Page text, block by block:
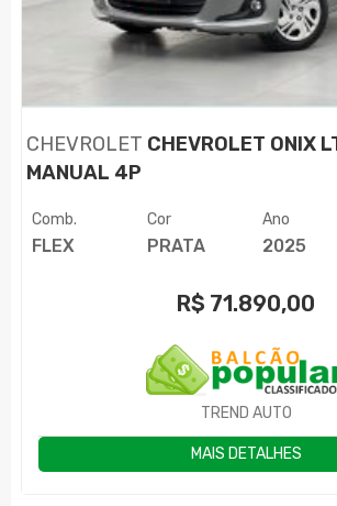
CHEVROLET CHEVROLET ONIX
MANUAL 4P
Comb.
FLEX
Cor
PRATA
Ano
2025
R$ 71.890,00
TREND AUTO
MAIS DETALHES